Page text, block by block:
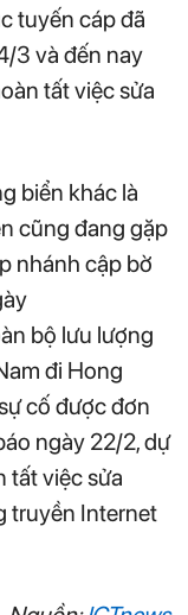
tuyến cáp đã
3 và đến nay
tất việc sửa
biển khác là
cũng đang gặp
nhánh cập bờ
bộ lưu lượng
đi Hong
cố được đơn
ngày 22/2, dự
tất việc sửa
truyền Internet